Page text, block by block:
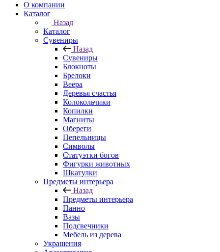
О компании
Каталог
Назад
Каталог
Сувениры
Назад
Сувениры
Блокноты
Брелоки
Веера
Деревья счастья
Колокольчики
Копилки
Магниты
Обереги
Пепельницы
Символы
Статуэтки богов
Фигурки животных
Шкатулки
Предметы интерьера
Назад
Предметы интерьера
Панно
Вазы
Подсвечники
Мебель из дерева
Украшения